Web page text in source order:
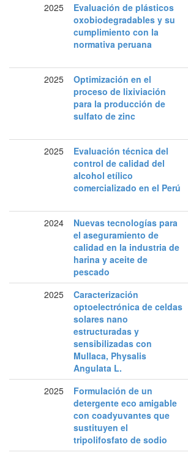
2025
Evaluación de plásticos
oxobiodegradables y su
cumplimiento con la
normativa peruana
2025
Optimización en el
proceso de lixiviación
para la producción de
sulfato de zinc
2025
Evaluación técnica del
control de calidad del
alcohol etílico
comercializado en el Perú
2024
Nuevas tecnologías para
el aseguramiento de
calidad en la industria de
harina y aceite de
pescado
2025
Caracterización
optoelectrónica de celdas
solares nano
estructuradas y
sensibilizadas con
Mullaca, Physalis
Angulata L.
2025
Formulación de un
detergente eco amigable
con coadyuvantes que
sustituyen el
tripolifosfato de sodio